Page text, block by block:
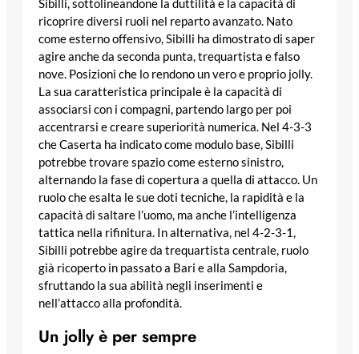
Sibilli, sottolineandone la duttilità e la capacità di
ricoprire diversi ruoli nel reparto avanzato. Nato
come esterno offensivo, Sibilli ha dimostrato di saper
agire anche da seconda punta, trequartista e falso
nove. Posizioni che lo rendono un vero e proprio jolly.
La sua caratteristica principale è la capacità di
associarsi con i compagni, partendo largo per poi
accentrarsi e creare superiorità numerica. Nel 4-3-3
che Caserta ha indicato come modulo base, Sibilli
potrebbe trovare spazio come esterno sinistro,
alternando la fase di copertura a quella di attacco. Un
ruolo che esalta le sue doti tecniche, la rapidità e la
capacità di saltare l’uomo, ma anche l’intelligenza
tattica nella rifinitura. In alternativa, nel 4-2-3-1,
Sibilli potrebbe agire da trequartista centrale, ruolo
già ricoperto in passato a Bari e alla Sampdoria,
sfruttando la sua abilità negli inserimenti e
nell’attacco alla profondità.
Un jolly è per sempre